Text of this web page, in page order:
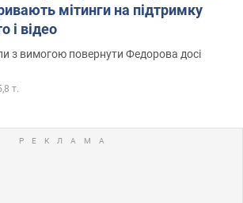
мітинги на підтримку
і відео
з вимогою повернути Федорова досі
т.